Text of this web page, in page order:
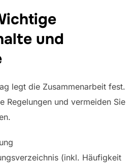
und
legt die Zusammenarbeit fest.
Regelungen und vermeiden Sie
(inkl. Häufigkeit